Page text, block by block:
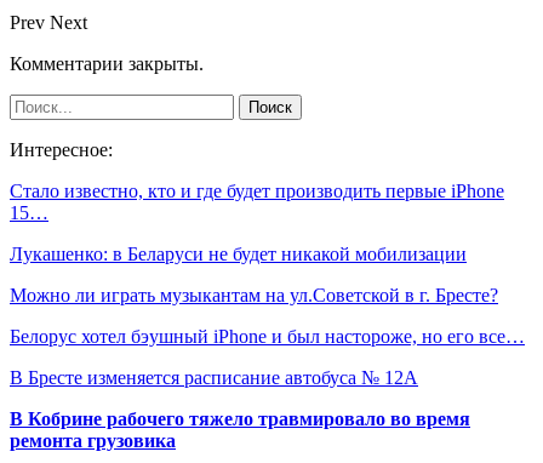
Prev Next
Комментарии закрыты.
Интересное:
Стало известно, кто и где будет производить первые iPhone
15…
Лукашенко: в Беларуси не будет никакой мобилизации
Можно ли играть музыкантам на ул.Советской в г. Бресте?
Белорус хотел бэушный iPhone и был настороже, но его все…
В Бресте изменяется расписание автобуса № 12А
В Кобрине рабочего тяжело травмировало во время
ремонта грузовика